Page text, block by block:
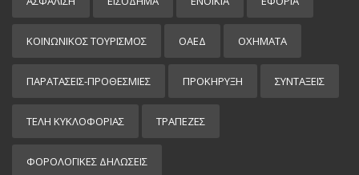
ΚΟΙΝΩΝΙΚΟΣ ΤΟΥΡΙΣΜΟΣ ΟΑΕΔ ΟΧΗΜΑΤΑ
ΠΑΡΑΤΑΣΕΙΣ-ΠΡΟΘΕΣΜΙΕΣ ΠΡΟΚΉΡΥΞΗ ΣΥΝΤΑΞΕΙΣ
ΤΕΛΗ ΚΥΚΛΟΦΟΡΙΑΣ ΤΡΑΠΕΖΕΣ
ΦΟΡΟΛΟΓΙΚΕΣ ΔΗΛΩΣΕΙΣ